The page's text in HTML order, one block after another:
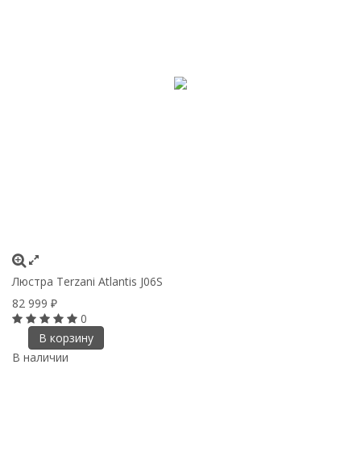
Люстра Terzani Atlantis J06S
82 999 ₽
0
В корзину
В наличии